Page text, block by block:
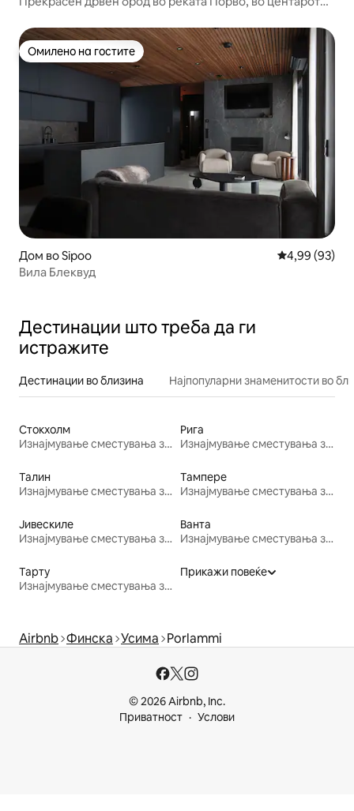
Омилено на гостите
Омилено на гостите
Дом во Sipoo Просечна
4,99 (93)
Вила Блеквуд
Дестинации што треба да ги
истражите
Дестинации во близина Најпопуларни знаменитости во
Стокхолм
Изнајмување сместувања за одмор
Рига
Изнајмување сместувања за одмор
Талин
Изнајмување сместувања за одмор
Тампере
Изнајмување сместувања за одмор
Јивескиле
Изнајмување сместувања за одмор
Ванта
Изнајмување сместувања за одмор
Тарту
Изнајмување сместувања за одмор
Прикажи повеќе
Airbnb Финска Усима Porlammi
© 2026 Airbnb, Inc.
Приватност
Услови